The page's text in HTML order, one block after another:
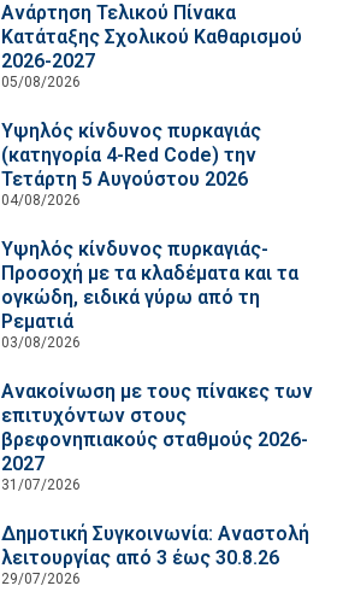
Ανάρτηση Τελικού Πίνακα
Κατάταξης Σχολικού Καθαρισμού
2026-2027
05/08/2026
Υψηλός κίνδυνος πυρκαγιάς
(κατηγορία 4-Red Code) την
Τετάρτη 5 Αυγούστου 2026
04/08/2026
Υψηλός κίνδυνος πυρκαγιάς-
Προσοχή με τα κλαδέματα και τα
ογκώδη, ειδικά γύρω από τη
Ρεματιά
03/08/2026
Ανακοίνωση με τους πίνακες των
επιτυχόντων στους
βρεφονηπιακούς σταθμούς 2026-
2027
31/07/2026
Δημοτική Συγκοινωνία: Αναστολή
λειτουργίας από 3 έως 30.8.26
29/07/2026